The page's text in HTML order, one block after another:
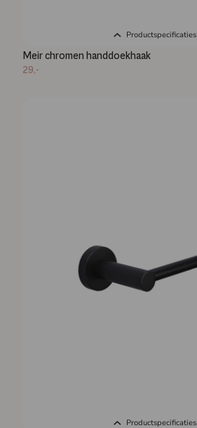
Productspecificaties
Meir chromen handdoekhaak
29,-
Productspecificaties